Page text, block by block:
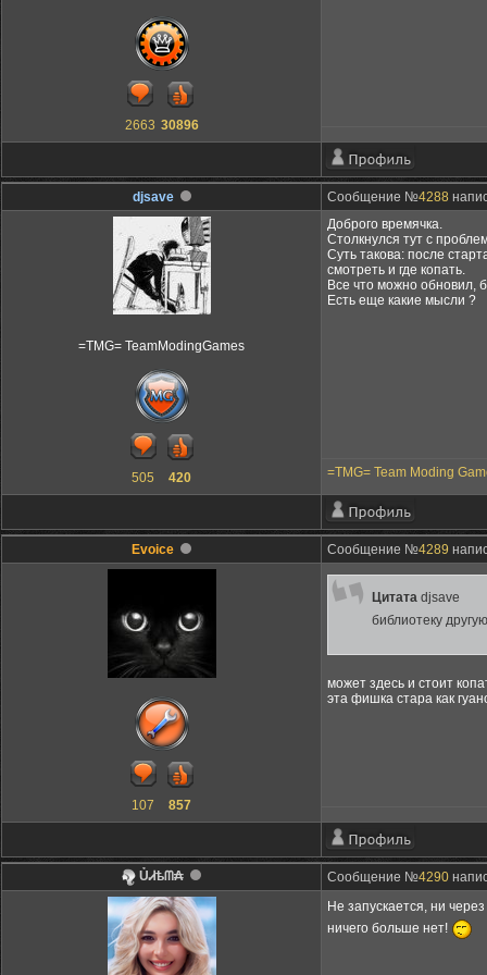
2663 30896
djsave Сообщение №4288
=TMG= TeamModingGames
505 420
Доброго времячка.
Столкнулся тут с
Суть такова: после
смотреть и где копать.
Все что можно обновил,
Есть еще какие мысли ?
=TMG= Team Moding
Evoice Сообщение №4289
107 857
Цитата djsave
библиотеку
может здесь и стоит
эта фишка стара как
ỦᏗѣᗰ₳ Сообщение №4290
Не запускается, ни
ничего больше нет!